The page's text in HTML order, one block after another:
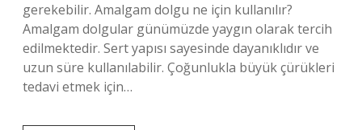
gerekebilir. Amalgam dolgu ne için kullanılır?
Amalgam dolgular günümüzde yaygın olarak tercih
edilmektedir. Sert yapısı sayesinde dayanıklıdır ve
uzun süre kullanılabilir. Çoğunlukla büyük çürükleri
tedavi etmek için…